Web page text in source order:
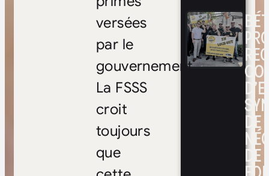
DE
DE
versées
par le
gouvernement.
La FSSS
croit
toujours
que